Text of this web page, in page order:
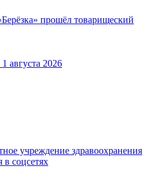
прошёл товарищеский
августа 2026
учреждение здравоохранения
в соцсетях